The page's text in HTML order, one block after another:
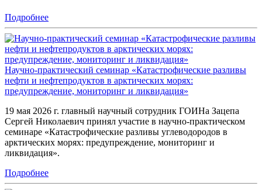
Подробнее
Научно-практический семинар «Катастрофические разливы
нефти и нефтепродуктов в арктических морях:
предупреждение, мониторинг и ликвидация»
19 мая 2026 г. главный научный сотрудник ГОИНа Зацепа
Сергей Николаевич принял участие в научно-практическом
семинаре «Катастрофические разливы углеводородов в
арктических морях: предупреждение, мониторинг и
ликвидация».
Подробнее